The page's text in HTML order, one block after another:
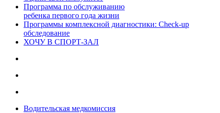
Программа по обслуживанию
ребенка первого года жизни
Программы комплексной диагностики: Check-up
обследование
ХОЧУ В CПОРТ-ЗАЛ
Водительская медкомиссия